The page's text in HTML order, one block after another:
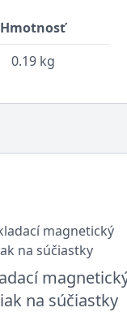
Hmotnosť
0.19 kg
na súčiastky